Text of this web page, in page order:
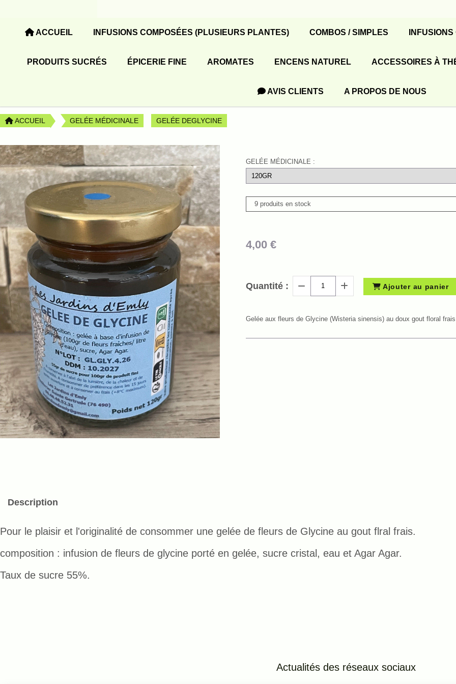
ACCUEIL INFUSIONS COMPOSÉES (PLUSIEURS PLANTES) COMBOS / SIMPLES
PRODUITS SUCRÉS ÉPICERIE FINE AROMATES ENCENS NATUREL ACCESSOIRES À
AVIS CLIENTS A PROPOS DE NOUS
ACCUEIL GELÉE MÉDICINALE GELÉE DEGLYCINE
GELÉE MÉDICINALE :
9 produits en stock
4,00€
Quantité : Ajouter au panier
Gelée aux fleurs de Glycine (Wisteria sinensis) au doux gout floral
Description
Pour le plaisir et l'originalité de consommer une gelée de fleurs de Glycine au gout flral frais.
composition : infusion de fleurs de glycine porté en gelée, sucre cristal, eau et Agar Agar.
Taux de sucre 55%.
Actualités des réseaux sociaux